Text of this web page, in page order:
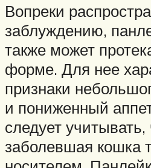
Вопреки
заблуждению,
также может
форме. Для нее
признаки
и пониженный
следует учитывать,
заболевшая кошка